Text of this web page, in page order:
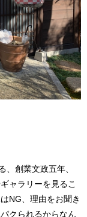
、創業文政五年、
ャラリーを見るこ
NG、理由をお聞き
クられるからなん